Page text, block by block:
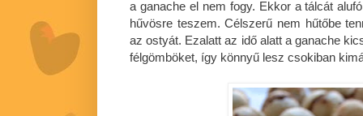
a ganache el nem fogy. Ekkor a tálcát
hűvösre teszem. Célszerű nem hűtőbe
az ostyát. Ezalatt az idő alatt a ganache
félgömböket, így könnyű lesz csokiban